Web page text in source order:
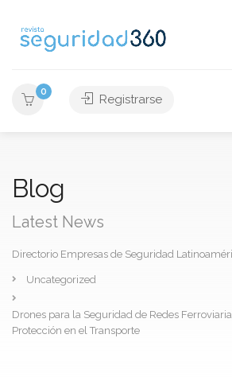
0
Registrarse
Blog
Latest News
Directorio Empresas de Seguridad
Uncategorized
Drones para la Seguridad de Redes
Protección en el Transporte